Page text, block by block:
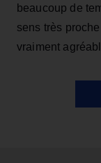
beaucoup de
sens très
vraiment